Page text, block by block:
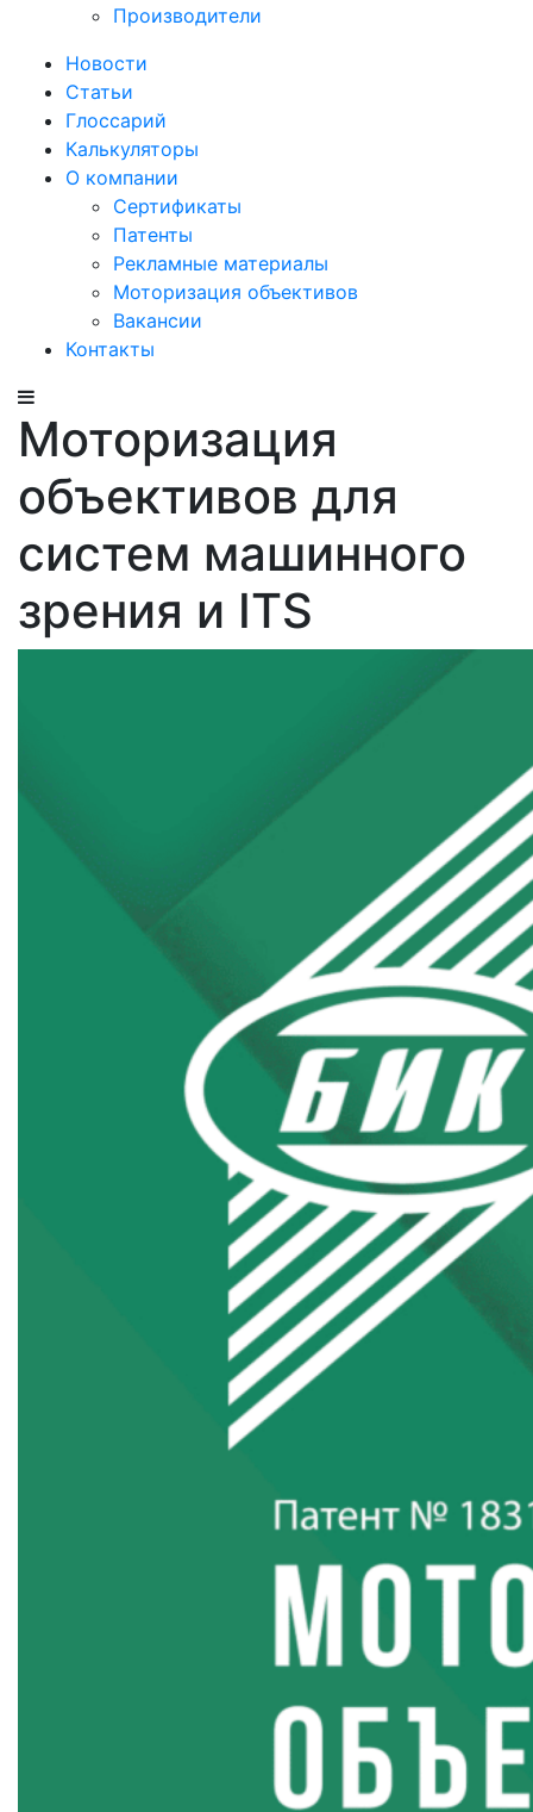
Производители
Новости
Статьи
Глоссарий
Калькуляторы
О компании
Сертификаты
Патенты
Рекламные материалы
Моторизация объективов
Вакансии
Контакты
Моторизация
объективов для
систем машинного
зрения и ITS